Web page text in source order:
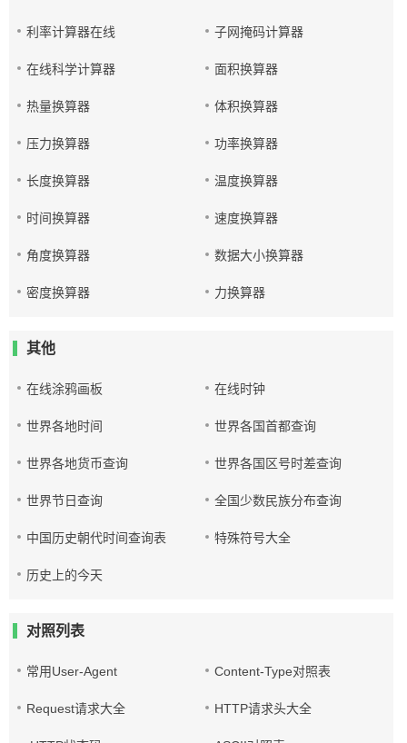
利率计算器在线 子网掩码计算器
在线科学计算器 面积换算器
热量换算器 体积换算器
压力换算器 功率换算器
长度换算器 温度换算器
时间换算器 速度换算器
角度换算器 数据大小换算器
密度换算器 力换算器
其他
在线涂鸦画板 在线时钟
世界各地时间 世界各国首都查询
世界各地货币查询 世界各国区号时差查询
世界节日查询 全国少数民族分布查询
中国历史朝代时间查询表 特殊符号大全
历史上的今天
对照列表
常用User-Agent Content-Type对照表
Request请求大全 HTTP请求头大全